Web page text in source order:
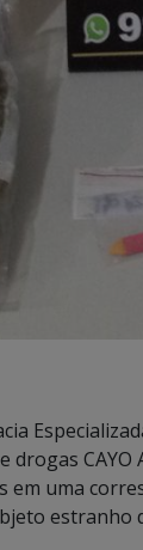
CAYO
em uma
estranho